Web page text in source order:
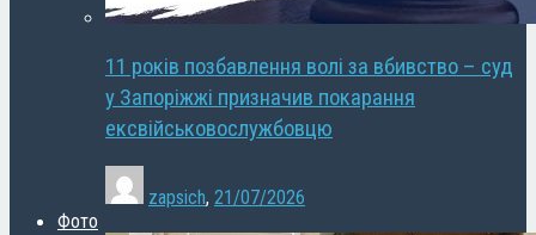
11 років позбавлення волі за вбивство – суд
у Запоріжжі призначив покарання
ексвійськовослужбовцю
zapsich, 21/07/2026
Фото